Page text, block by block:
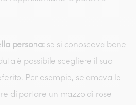
persona: se si conosceva bene
è possibile scegliere il suo
Per esempio, se amava le
di portare un mazzo di rose